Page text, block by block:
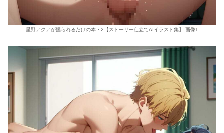
星野アクアが掘られるだけの本・2【ストーリー仕立てAIイラスト集】 画像1